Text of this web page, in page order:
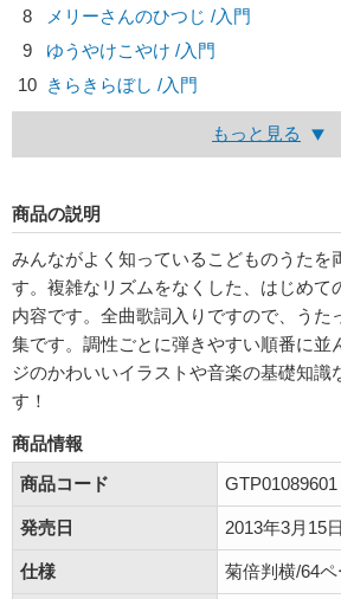
8
メリーさんのひつじ /入門
9
ゆうやけこやけ /入門
10 きらきらぼし /入門
もっと見る
商品の説明
みんながよく知っているこどものうたを
す。複雑なリズムをなくした、はじめて
内容です。全曲歌詞入りですので、うた
集です。調性ごとに弾きやすい順番に並
ジのかわいいイラストや音楽の基礎知識
す！
商品情報
商品コード
GTP01089601
発売日 2013年3月15日
仕様 菊倍判横/64ペ